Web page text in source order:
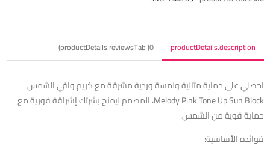
productDetails.description
productDetails.reviewsTab (0)
احصلي على حماية مثالية ولمسة وردية مشرقة مع كريم واقي الشمس
Melody Pink Tone Up Sun Block، المصمم ليمنح بشرتك إشراقة فورية مع
حماية قوية من الشمس.
فوائده الأساسية: